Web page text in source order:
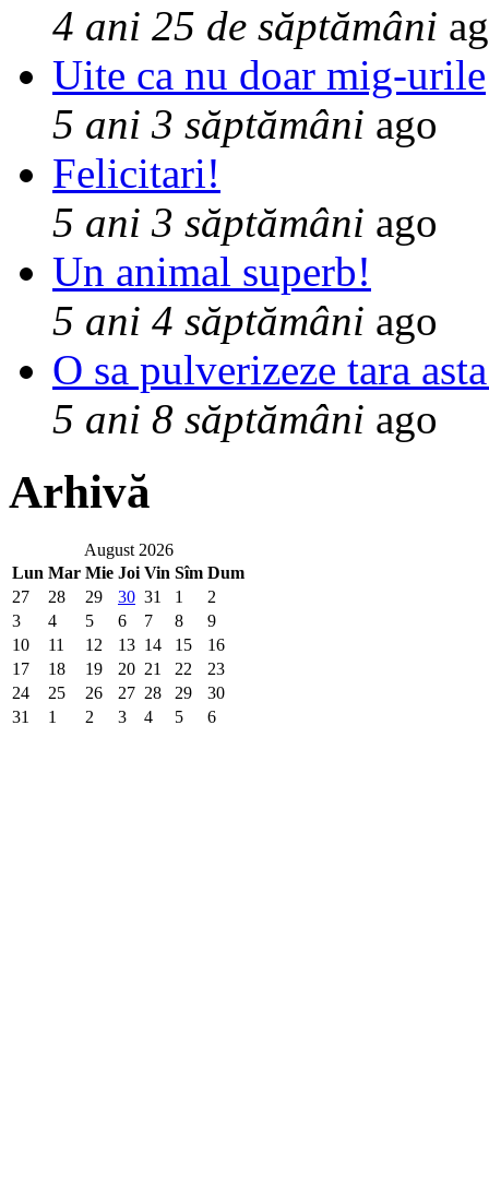
4 ani 25 de săptămâni
Uite ca nu doar mig-urile
5 ani 3 săptămâni ago
Felicitari!
5 ani 3 săptămâni ago
Un animal superb!
5 ani 4 săptămâni ago
O sa pulverizeze tara
5 ani 8 săptămâni ago
Arhivă
August 2026
Lun Mar Mie Joi Vin Sîm Dum
27
28 29 30 31 1
2
3
4 5 6 7 8
9
10
11 12 13 14 15
16
17
18 19 20 21 22
23
24
25 26 27 28 29
30
31
1 2 3 4 5 6